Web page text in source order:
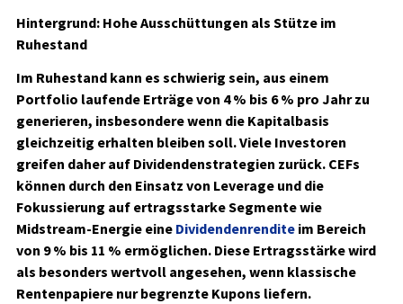
Hintergrund: Hohe Ausschüttungen als Stütze im
Ruhestand
Im Ruhestand kann es schwierig sein, aus einem
Portfolio laufende Erträge von 4 % bis 6 % pro Jahr zu
generieren, insbesondere wenn die Kapitalbasis
gleichzeitig erhalten bleiben soll. Viele Investoren
greifen daher auf Dividendenstrategien zurück. CEFs
können durch den Einsatz von Leverage und die
Fokussierung auf ertragsstarke Segmente wie
Midstream-Energie eine Dividendenrendite im Bereich
von 9 % bis 11 % ermöglichen. Diese Ertragsstärke wird
als besonders wertvoll angesehen, wenn klassische
Rentenpapiere nur begrenzte Kupons liefern.